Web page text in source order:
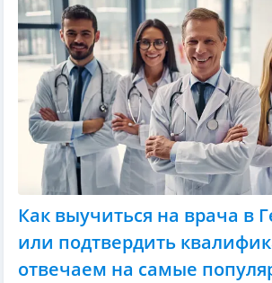
Как выучиться на врача в
или подтвердить
отвечаем на самые